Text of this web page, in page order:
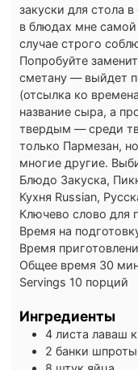
закуски для стола
в блюдах мне
случае строго
Попробуйте
сметану — выйдет
(отсылка ко
название сыра, а
твердым — среди
только Пармезан,
многие другие.
Блюдо Закуска,
Кухня Russian,
Ключево слово для
Время на
Время
Общее время 30
Servings 10 порций
Ингредиенты
4 листа лаваш
2 банки